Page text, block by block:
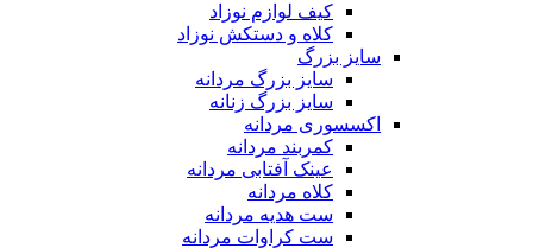
کیف لوازم نوزاد
کلاه و دستکش نوزاد
سایز بزرگ
سایز بزرگ مردانه
سایز بزرگ زنانه
اکسسوری مردانه
کمربند مردانه
عینک آفتابی مردانه
کلاه مردانه
ست هدیه مردانه
ست کراوات مردانه